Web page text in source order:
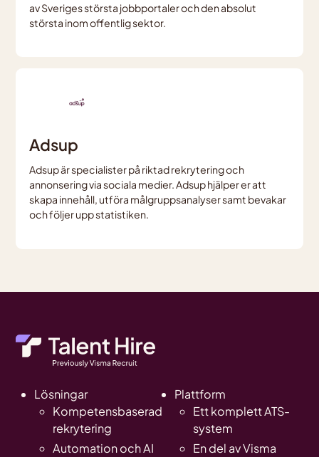
av Sveriges största jobbportaler och den absolut
största inom offentlig sektor.
Adsup
Adsup är specialister på riktad rekrytering och
annonsering via sociala medier. Adsup hjälper er att
skapa innehåll, utföra målgruppsanalyser samt bevakar
och följer upp statistiken.
Lösningar
Kompetensbaserad
rekrytering
Automation och AI
Plattform
Ett komplett ATS-
system
En del av Visma